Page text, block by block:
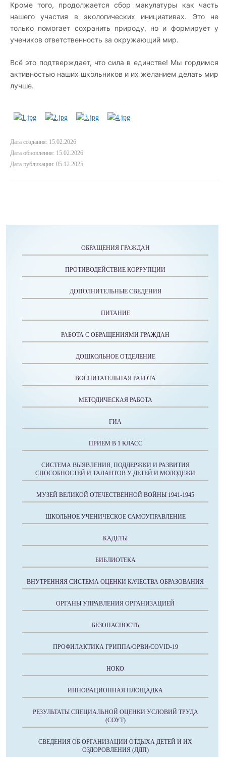
Кроме того, продолжается сбор макулатуры как часть
нашего участия в экологических инициативах. Это не
только помогает сохранить природу, но и формирует у
учеников ответственность за окружающий мир.
Всё это подтверждает, что сила в единстве! Мы гордимся
активностью наших школьников и их желанием делать мир
лучше.
Дата создания: 15.02.2026
Дата обновления: 15.02.2026
Дата публикации: 05.12.2025
ОБРАЩЕНИЯ ГРАЖДАН
ПРОТИВОДЕЙСТВИЕ КОРРУПЦИИ
ДОПОЛНИТЕЛЬНЫЕ СВЕДЕНИЯ
ПИТАНИЕ
РАБОТА С ОБРАЩЕНИЯМИ ГРАЖДАН
ДОШКОЛЬНОЕ ОТДЕЛЕНИЕ
ВОСПИТАТЕЛЬНАЯ РАБОТА
МЕТОДИЧЕСКАЯ РАБОТА
ГИА
ПРИЕМ В 1 КЛАСС
СИСТЕМА ВЫЯВЛЕНИЯ, ПОДДЕРЖКИ И РАЗВИТИЯ
СПОСОБНОСТЕЙ И ТАЛАНТОВ У ДЕТЕЙ И МОЛОДЕЖИ
МУЗЕЙ ВЕЛИКОЙ ОТЕЧЕСТВЕННОЙ ВОЙНЫ 1941-1945
ШКОЛЬНОЕ УЧЕНИЧЕСКОЕ САМОУПРАВЛЕНИЕ
КАДЕТЫ
БИБЛИОТЕКА
ВНУТРЕННЯЯ СИСТЕМА ОЦЕНКИ КАЧЕСТВА ОБРАЗОВАНИЯ
ОРГАНЫ УПРАВЛЕНИЯ ОРГАНИЗАЦИЕЙ
БЕЗОПАСНОСТЬ
ПРОФИЛАКТИКА ГРИППА/ОРВИ/COVID-19
НОКО
ИННОВАЦИОННАЯ ПЛОЩАДКА
РЕЗУЛЬТАТЫ СПЕЦИАЛЬНОЙ ОЦЕНКИ УСЛОВИЙ ТРУДА
(СОУТ)
СВЕДЕНИЯ ОБ ОРГАНИЗАЦИИ ОТДЫХА ДЕТЕЙ И ИХ
ОЗДОРОВЛЕНИЯ (ЛДП)